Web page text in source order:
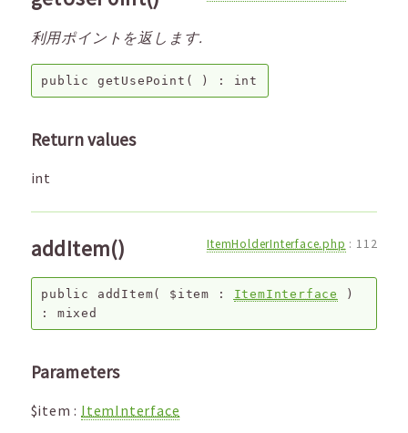
利用ポイントを返します.
public getUsePoint ( ) : int
Return values
int
addItem() ItemHolderInterface.php : 112
public addItem( $item : ItemInterface
)
: mixed
Parameters
$item : ItemInterface